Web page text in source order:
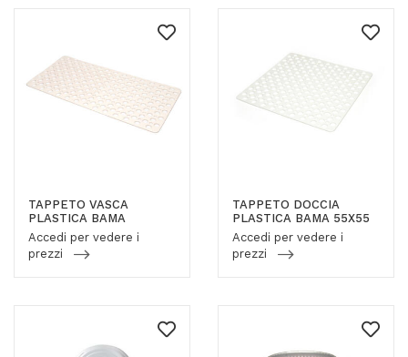
TAPPETO VASCA
PLASTICA BAMA
Accedi per vedere i
prezzi
TAPPETO DOCCIA
PLASTICA BAMA 55X55
Accedi per vedere i
prezzi